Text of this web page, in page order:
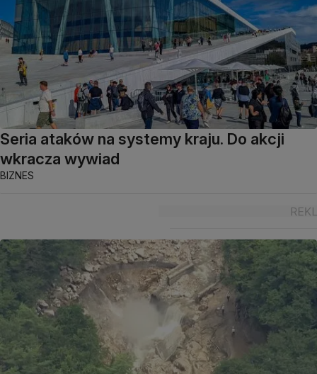
Seria ataków na systemy kraju. Do akcji
wkracza wywiad
BIZNES